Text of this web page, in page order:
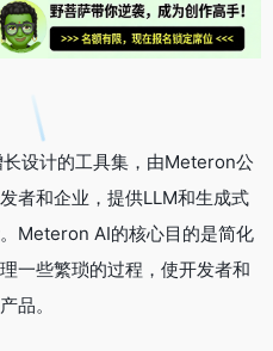
设计的工具集，由Meteron公
者和企业，提供LLM和生成式
Meteron AI的核心目的是简化
一些繁琐的过程，使开发者和
品。